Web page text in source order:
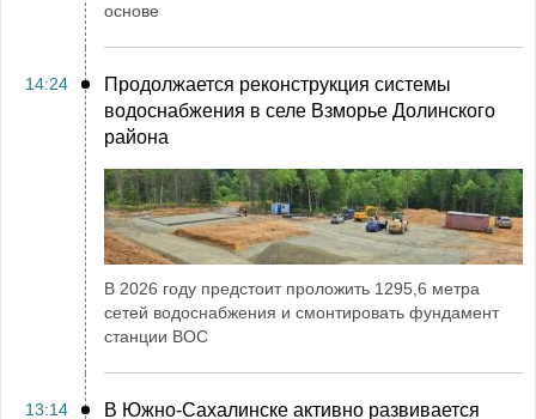
основе
14:24
Продолжается реконструкция системы
водоснабжения в селе Взморье Долинского
района
В 2026 году предстоит проложить 1295,6 метра
сетей водоснабжения и смонтировать фундамент
станции ВОС
13:14 В Южно-Сахалинске активно развивается